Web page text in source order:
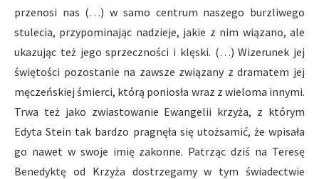
przenosi nas (…) w samo centrum naszego burzliwego
stulecia, przypominając nadzieje, jakie z nim wiązano, ale
ukazując też jego sprzeczności i klęski. (…) Wizerunek jej
świętości pozostanie na zawsze związany z dramatem jej
męczeńskiej śmierci, którą poniosła wraz z wieloma innymi.
Trwa też jako zwiastowanie Ewangelii krzyża, z którym
Edyta Stein tak bardzo pragnęła się utożsamić, że wpisała
go nawet w swoje imię zakonne. Patrząc dziś na Teresę
Benedyktę od Krzyża dostrzegamy w tym świadectwie